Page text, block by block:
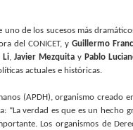
de los sucesos más
del CONICET, yGuillermo
Li, Javier Mezquitay Pablo
actuales e históricas.
(APDH), organismo creado
verdad es que es un hecho
Los organismos de